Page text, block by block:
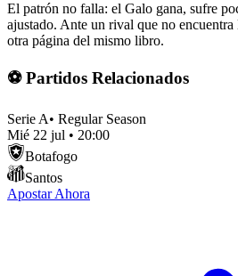
El patrón no falla: el Galo gana, sufre
ajustado. Ante un rival que no
otra página del mismo libro.
⚽ Partidos Relacionados
Serie A• Regular Season
Mié 22 jul • 20:00
Botafogo
Santos
Apostar Ahora